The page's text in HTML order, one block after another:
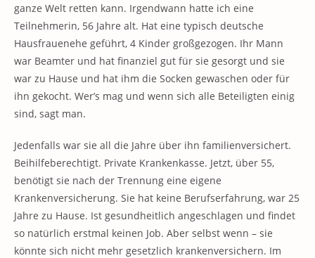
ganze Welt retten kann. Irgendwann hatte ich eine
Teilnehmerin, 56 Jahre alt. Hat eine typisch deutsche
Hausfrauenehe geführt, 4 Kinder großgezogen. Ihr Mann
war Beamter und hat finanziel gut für sie gesorgt und sie
war zu Hause und hat ihm die Socken gewaschen oder für
ihn gekocht. Wer’s mag und wenn sich alle Beteiligten einig
sind, sagt man.
Jedenfalls war sie all die Jahre über ihn familienversichert.
Beihilfeberechtigt. Private Krankenkasse. Jetzt, über 55,
benötigt sie nach der Trennung eine eigene
Krankenversicherung. Sie hat keine Berufserfahrung, war 25
Jahre zu Hause. Ist gesundheitlich angeschlagen und findet
so natürlich erstmal keinen Job. Aber selbst wenn – sie
könnte sich nicht mehr gesetzlich krankenversichern. Im